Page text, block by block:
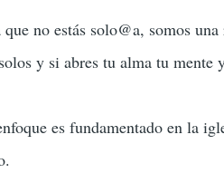
que no estás solo@a, somos
y si abres tu alma tu mente
es fundamentado en la